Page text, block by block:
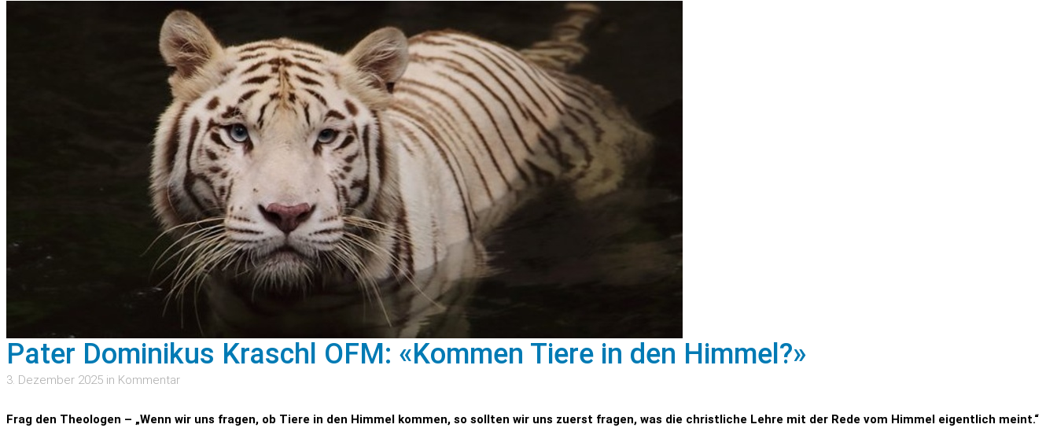
Pater Dominikus Kraschl OFM: «Kommen Tiere in den Himmel?»
3. Dezember 2025 in Kommentar
Frag den Theologen – „Wenn wir uns fragen, ob Tiere in den Himmel kommen, so sollten wir uns zuerst fragen, was die christliche Lehre mit der Rede vom Himmel eigentlich meint.“